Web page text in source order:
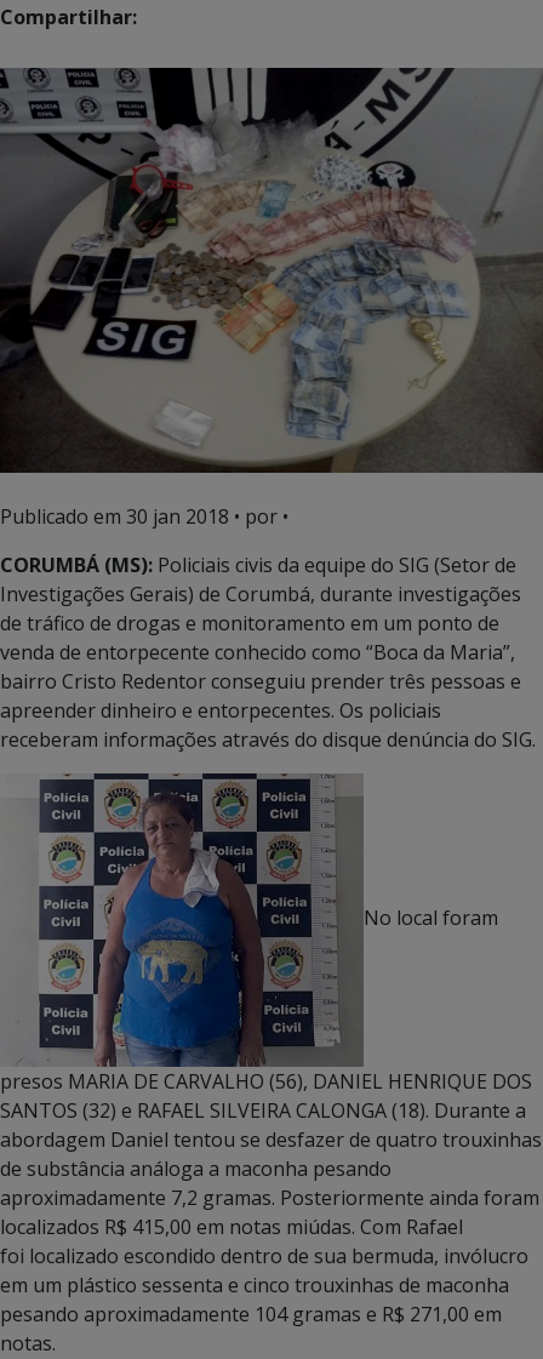
Compartilhar:
Publicado em 30 jan 2018 • por •
CORUMBÁ (MS): Policiais civis da equipe do SIG (Setor de
Investigações Gerais) de Corumbá, durante investigações
de tráfico de drogas e monitoramento em um ponto de
venda de entorpecente conhecido como “Boca da Maria”,
bairro Cristo Redentor conseguiu prender três pessoas e
apreender dinheiro e entorpecentes. Os policiais
receberam informações através do disque denúncia do SIG.
No local foram
presos MARIA DE CARVALHO (56), DANIEL HENRIQUE DOS
SANTOS (32) e RAFAEL SILVEIRA CALONGA (18). Durante a
abordagem Daniel tentou se desfazer de quatro trouxinhas
de substância análoga a maconha pesando
aproximadamente 7,2 gramas. Posteriormente ainda foram
localizados R$ 415,00 em notas miúdas. Com Rafael
foi localizado escondido dentro de sua bermuda, invólucro
em um plástico sessenta e cinco trouxinhas de maconha
pesando aproximadamente 104 gramas e R$ 271,00 em
notas.